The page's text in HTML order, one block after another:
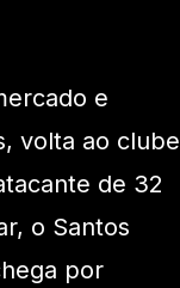
e
volta ao clube
de 32
o Santos
por